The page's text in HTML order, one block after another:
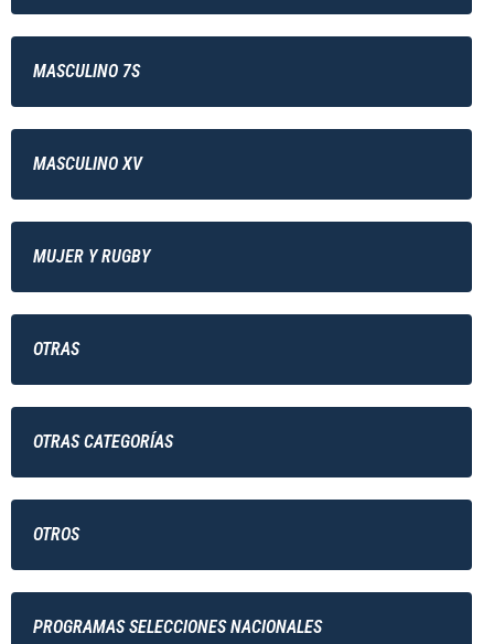
MASCULINO 7S
MASCULINO XV
MUJER Y RUGBY
OTRAS
OTRAS CATEGORÍAS
OTROS
PROGRAMAS SELECCIONES NACIONALES